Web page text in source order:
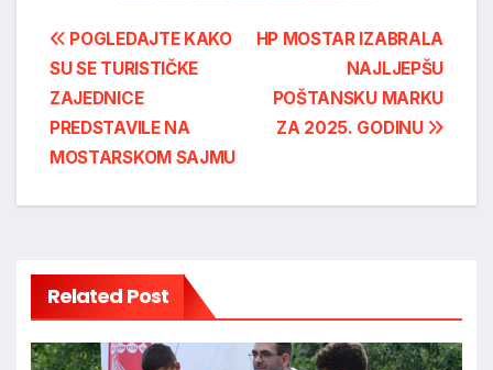
Post
navigation
HP MOSTAR IZABRALA
NAJLJEPŠU
POŠTANSKU MARKU
ZA 2025. GODINU
POGLEDAJTE KAKO
SU SE TURISTIČKE
ZAJEDNICE
PREDSTAVILE NA
MOSTARSKOM SAJMU
Related Post